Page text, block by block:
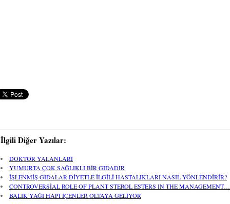
İlgili Diğer Yazılar:
DOKTOR YALANLARI
YUMURTA ÇOK SAĞLIKLI BİR GIDADIR
İŞLENMİŞ GIDALAR DİYETLE İLGİLİ HASTALIKLARI NASIL YÖNLENDİRİR?
CONTROVERSİAL ROLE OF PLANT STEROL ESTERS IN THE MANAGEMENT…
BALIK YAĞI HAPI İÇENLER OLTAYA GELİYOR